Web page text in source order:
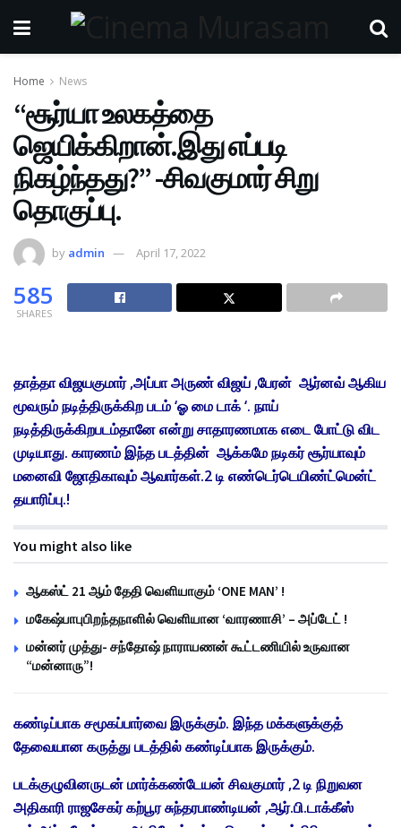
Home News
“சூர்யா உலகத்தை
ஜெயிக்கிறான்.இது எப்படி
நிகழ்ந்தது?” -சிவகுமார் சிறு
தொகுப்பு.
by admin April 17, 2022
585
SHARES
தாத்தா விஜயகுமார் ,அப்பா அருண் விஜய் ,பேரன் ஆர்னவ் ஆகிய
மூவரும் நடித்திருக்கிற படம் ‘ஓ மை டாக் ‘. நாய்
நடித்திருக்கிறபடம்தானே என்று சாதாரணமாக எடை போட்டு விட
முடியாது. காரணம் இந்த படத்தின் ஆக்கமே நடிகர் சூர்யாவும்
மனைவி ஜோதிகாவும் ஆவார்கள்.2 டி எண்டெர்டெயிண்ட்மென்ட்
தயாரிப்பு.!
You might also like
ஆகஸ்ட் 21 ஆம் தேதி வெளியாகும் ‘ONE MAN’ !
மகேஷ்பாபுபிறந்தநாளில் வெளியான ‘வாரணாசி’ – அப்டேட் !
மன்னர் முத்து- சந்தோஷ் நாராயணன் கூட்டணியில் உருவான
“மன்னாரு”!
கண்டிப்பாக சமூகப்பார்வை இருக்கும். இந்த மக்களுக்குத்
தேவையான கருத்து படத்தில் கண்டிப்பாக இருக்கும்.
படக்குழுவினருடன் மார்க்கண்டேயன் சிவகுமார் ,2 டி நிறுவன
அதிகாரி ராஜசேகர் கற்பூர சுந்தரபாண்டியன் ,ஆர்.பி.டாக்கீஸ்